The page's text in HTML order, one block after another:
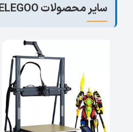
سایر محصولات ELEGOO